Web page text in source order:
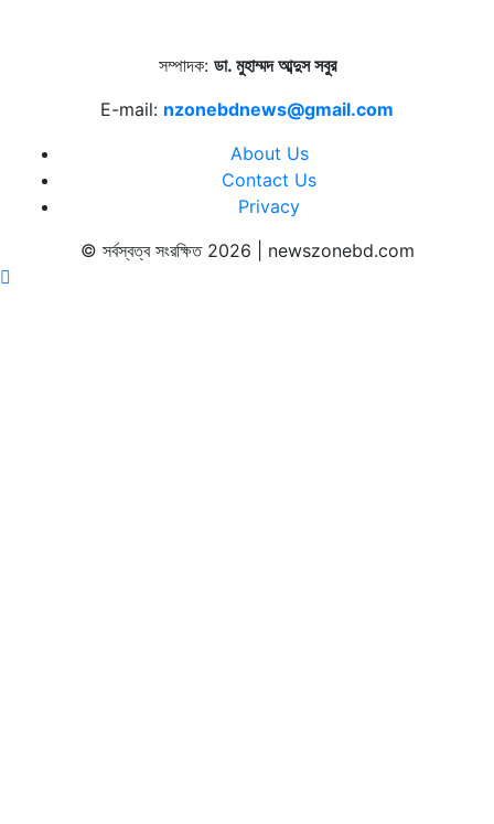
সম্পাদক: ডা. মুহাম্মদ আব্দুস সবুর
E-mail: nzonebdnews@gmail.com
About Us
Contact Us
Privacy
© সর্বস্বত্ব সংরক্ষিত 2026 | newszonebd.com